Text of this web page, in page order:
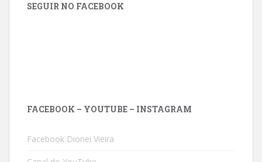
SEGUIR NO FACEBOOK
FACEBOOK – YOUTUBE – INSTAGRAM
Facebook Dionei Vieira